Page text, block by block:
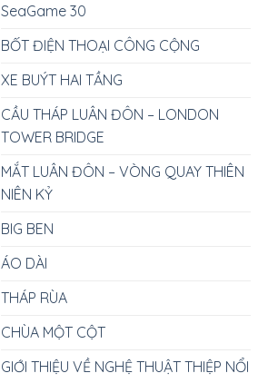
SeaGame 30
BỐT ĐIỆN THOẠI CÔNG CỘNG
XE BUÝT HAI TẦNG
CẦU THÁP LUÂN ĐÔN – LONDON
TOWER BRIDGE
MẮT LUÂN ĐÔN – VÒNG QUAY THIÊN
NIÊN KỶ
BIG BEN
ÁO DÀI
THÁP RÙA
CHÙA MỘT CỘT
GIỚI THIỆU VỀ NGHỆ THUẬT THIỆP NỔI